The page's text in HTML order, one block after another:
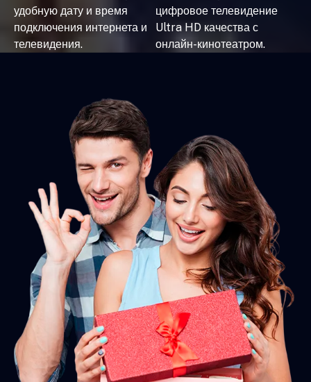
удобную дату и время
подключения интернета и
телевидения.
цифровое телевидение
Ultra HD качества с
онлайн-кинотеатром.